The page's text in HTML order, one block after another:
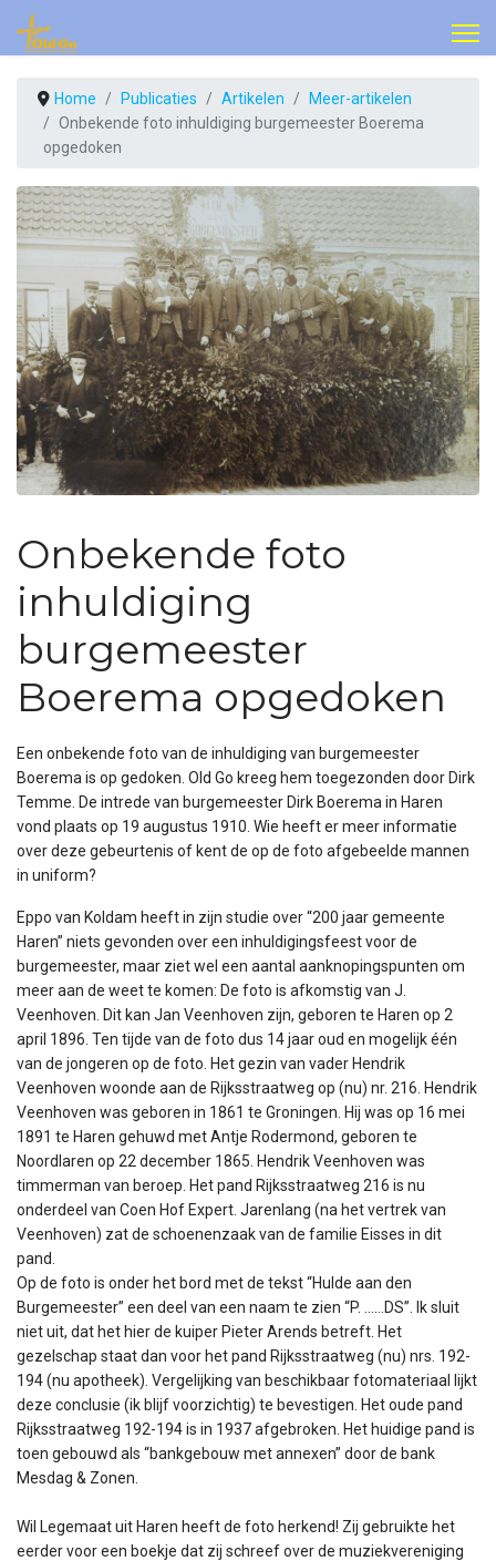
Home Publicaties Artikelen
Meer-artikelen
Onbekende foto inhuldiging burgemeester Boerema
opgedoken
Onbekende foto
inhuldiging
burgemeester
Boerema opgedoken
Een onbekende foto van de inhuldiging van burgemeester
Boerema is op gedoken. Old Go kreeg hem toegezonden door Dirk
Temme. De intrede van burgemeester Dirk Boerema in Haren
vond plaats op 19 augustus 1910. Wie heeft er meer informatie
over deze gebeurtenis of kent de op de foto afgebeelde mannen
in uniform?
Eppo van Koldam heeft in zijn studie over “200 jaar gemeente
Haren” niets gevonden over een inhuldigingsfeest voor de
burgemeester, maar ziet wel een aantal aanknopingspunten om
meer aan de weet te komen: De foto is afkomstig van J.
Veenhoven. Dit kan Jan Veenhoven zijn, geboren te Haren op 2
april 1896. Ten tijde van de foto dus 14 jaar oud en mogelijk één
van de jongeren op de foto. Het gezin van vader Hendrik
Veenhoven woonde aan de Rijksstraatweg op (nu) nr. 216. Hendrik
Veenhoven was geboren in 1861 te Groningen. Hij was op 16 mei
1891 te Haren gehuwd met Antje Rodermond, geboren te
Noordlaren op 22 december 1865. Hendrik Veenhoven was
timmerman van beroep. Het pand Rijksstraatweg 216 is nu
onderdeel van Coen Hof Expert. Jarenlang (na het vertrek van
Veenhoven) zat de schoenenzaak van de familie Eisses in dit
pand.
Op de foto is onder het bord met de tekst “Hulde aan den
Burgemeester” een deel van een naam te zien “P. ……DS”. Ik sluit
niet uit, dat het hier de kuiper Pieter Arends betreft. Het
gezelschap staat dan voor het pand Rijksstraatweg (nu) nrs. 192-
194 (nu apotheek). Vergelijking van beschikbaar fotomateriaal lijkt
deze conclusie (ik blijf voorzichtig) te bevestigen. Het oude pand
Rijksstraatweg 192-194 is in 1937 afgebroken. Het huidige pand is
toen gebouwd als “bankgebouw met annexen” door de bank
Mesdag & Zonen.
Wil Legemaat uit Haren heeft de foto herkend! Zij gebruikte het
eerder voor een boekje dat zij schreef over de muziekvereniging